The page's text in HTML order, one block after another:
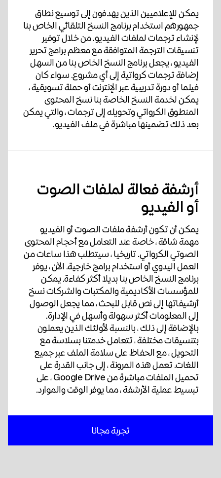
يمكن للإعلاميين الذين يهدفون إلى توسيع نطاق
جمهورهم استخدام برنامج النسخ التلقائي الخاص بنا
لإنشاء ترجمات لملفات الفيديو. من خلال توفير
تنسيقات الترجمة المتوافقة مع معظم برامج تحرير
الفيديو ، يجعل برنامج النسخ الخاص بنا من السهل
إضافة ترجمات كرواتية إلى أي مشروع. سواء كان
فيلما أو دورة تدريبية عبر الإنترنت أو حملة تسويقية ،
يمكن لخدمة النسخ الخاصة بنا نسخ المحتوى
المنطوق الكرواتي وتحويله إلى ترجمات ، والتي يمكن
بعد ذلك تضمينها مباشرة في ملف الفيديو.
أرشفة فعالة لملفات الصوت
أو الفيديو
يمكن أن تكون أرشفة ملفات الصوت أو الفيديو
مهمة شاقة ، خاصة عند التعامل مع أحجام المحتوى
الصوتي الكرواتي. تاريخيا ، سيتطلب هذا ساعات من
العمل اليدوي أو استخدام برامج خارجية. الآن ، يوفر
برنامج النسخ الخاص بنا بديلا أكثر كفاءة. يمكن
للمؤسسات الأكاديمية والمكتبات والشركات نسخ
أرشيفاتها إلى نص قابل للبحث ، مما يجعل الوصول
إلى المعلومات أكثر سهولة وأسهل في الإدارة.
بالإضافة إلى ذلك ، بالنسبة لأولئك الذين يعملون
بتنسيقات مختلفة ، تتعامل خدمتنا بسلاسة مع
التحويل ، مع الحفاظ على سلامة الملف عبر جميع
اللغات. تعمل هذه المرونة ، إلى جانب القدرة على
تحميل الملفات مباشرة من Google Drive ، على
تبسيط عملية الأرشفة ، مما يوفر الوقت والموارد.
تجربة مجانا